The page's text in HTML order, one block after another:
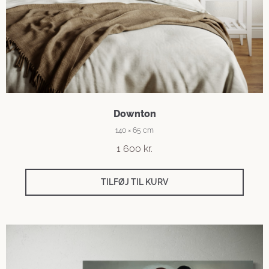
Downton
140 × 65 cm
1 600 kr.
TILFØJ TIL KURV